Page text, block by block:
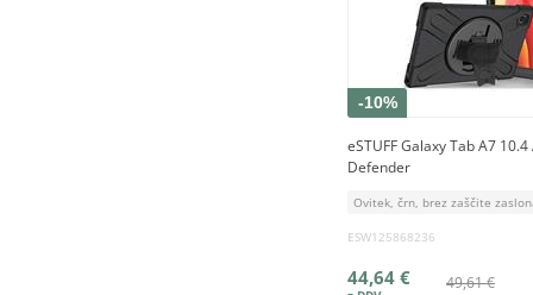
-10%
eSTUFF Galaxy Tab A7 10.4
Defender
Ovitek, črn, brez zaščite
ESW125868236
49,61 €
44,64 €